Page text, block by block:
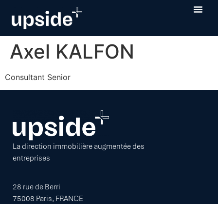
Axel KALFON
Consultant Senior
La direction immobilière augmentée des
entreprises
28 rue de Berri
75008 Paris, FRANCE